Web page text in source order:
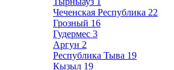
Чеченская Республика 22
Грозный 16
Гудермес 3
Аргун 2
Республика Тыва 19
Кызыл 19